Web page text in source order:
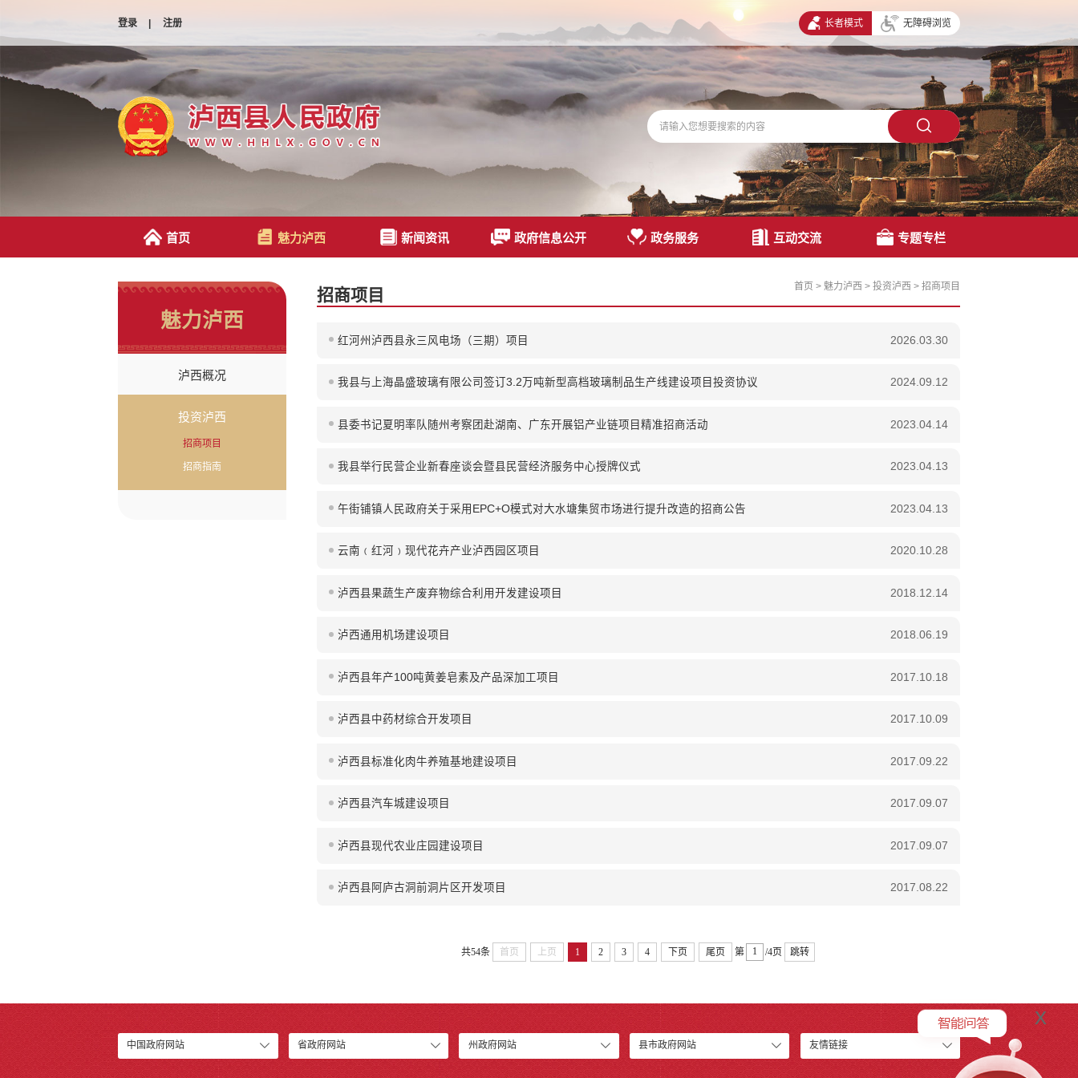
登录 | 注册 长者模式 无障碍浏览
首页 魅力泸西 新闻资讯 政府信息公开 政务服务 互动交流 专题专栏
魅力泸西
泸西概况
投资泸西
招商项目
招商指南
招商项目 首页 > 魅力泸西 > 投资泸西 > 招商项目
红河州泸西县永三风电场（三期）项目 2026.03.30
我县与上海晶盛玻璃有限公司签订3.2万吨新型高档玻璃制品生产线建设项目投资协议 2024.09.12
县委书记夏明率队随州考察团赴湖南、广东开展铝产业链项目精准招商活动 2023.04.14
我县举行民营企业新春座谈会暨县民营经济服务中心授牌仪式 2023.04.13
午街铺镇人民政府关于采用EPC+O模式对大水塘集贸市场进行提升改造的招商公告 2023.04.13
云南﹙红河﹚现代花卉产业泸西园区项目 2020.10.28
泸西县果蔬生产废弃物综合利用开发建设项目 2018.12.14
泸西通用机场建设项目 2018.06.19
泸西县年产100吨黄姜皂素及产品深加工项目 2017.10.18
泸西县中药材综合开发项目 2017.10.09
泸西县标准化肉牛养殖基地建设项目 2017.09.22
泸西县汽车城建设项目 2017.09.07
泸西县现代农业庄园建设项目 2017.09.07
泸西县阿庐古洞前洞片区开发项目 2017.08.22
共54条 首页 上页 1 2 3 4 下页 尾页 第 /4页 跳转
中国政府网站 省政府网站 州政府网站 县市政府网站 友情链接
x